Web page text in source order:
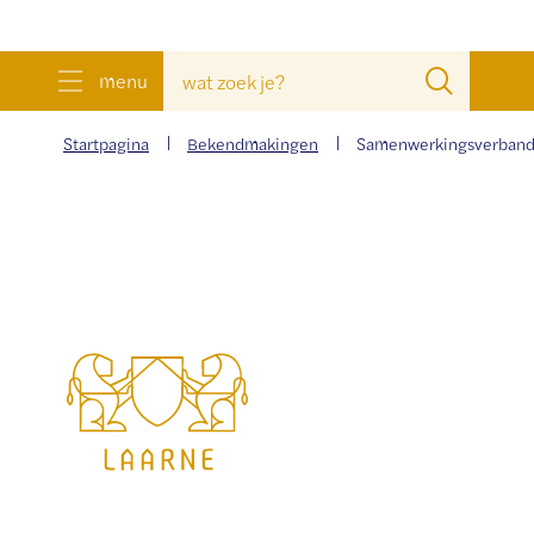
menu
zoek
je?
Gemeente
Laarne
Startpagina Bekendmakingen